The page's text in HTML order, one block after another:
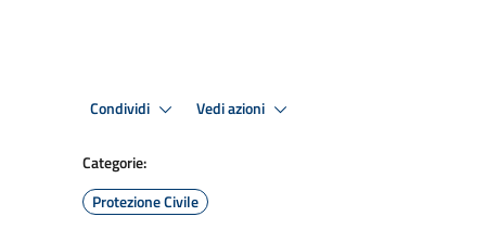
Condividi Vedi azioni
Categorie:
Protezione Civile